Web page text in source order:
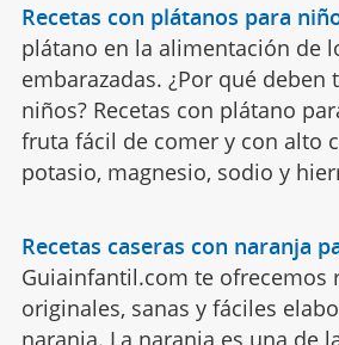
Recetas con plátanos para
plátano en la alimentación de
embarazadas. ¿Por qué
niños? Recetas con plátano
fruta fácil de comer y con alto
potasio, magnesio, sodio y
Recetas caseras con naranja
Guiainfantil.com te ofrecemos
originales, sanas y fáciles
naranja. La naranja es una de